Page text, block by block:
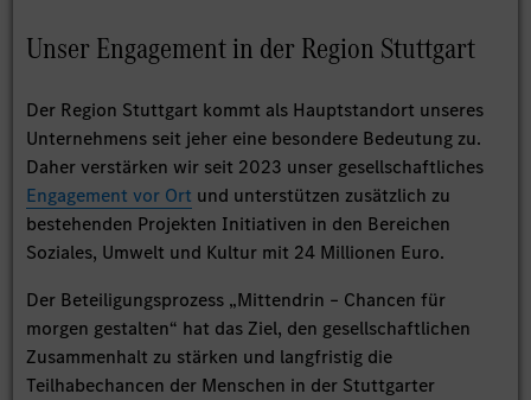
Unser Engagement in der Region Stuttgart
Der Region Stuttgart kommt als Hauptstandort unseres
Unternehmens seit jeher eine besondere Bedeutung zu.
Daher verstärken wir seit 2023 unser gesellschaftliches
Engagement vor Ort und unterstützen zusätzlich zu
bestehenden Projekten Initiativen in den Bereichen
Soziales, Umwelt und Kultur mit 24 Millionen Euro.
Der Beteiligungsprozess „Mittendrin – Chancen für
morgen gestalten“ hat das Ziel, den gesellschaftlichen
Zusammenhalt zu stärken und langfristig die
Teilhabechancen der Menschen in der Stuttgarter